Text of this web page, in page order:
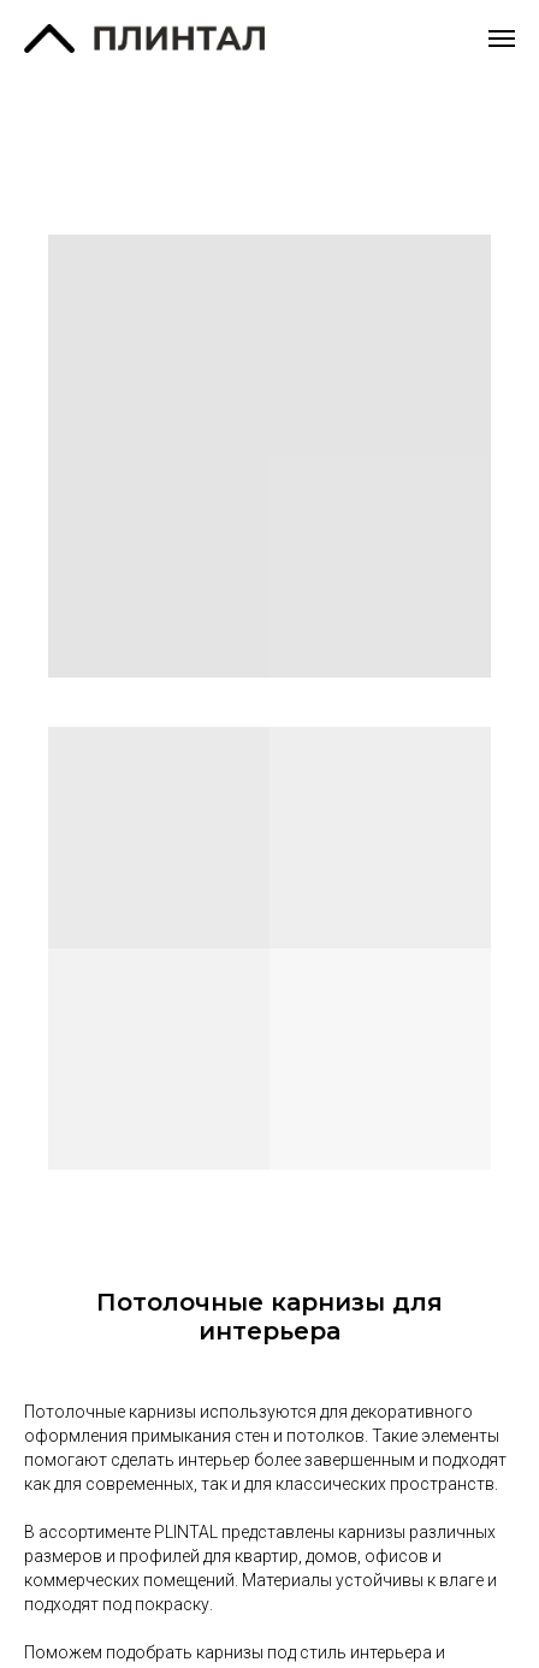
Потолочные карнизы для
интерьера
Потолочные карнизы используются для декоративного
оформления примыкания стен и потолков. Такие элементы
помогают сделать интерьер более завершенным и подходят
как для современных, так и для классических пространств.
В ассортименте PLINTAL представлены карнизы различных
размеров и профилей для квартир, домов, офисов и
коммерческих помещений. Материалы устойчивы к влаге и
подходят под покраску.
Поможем подобрать карнизы под стиль интерьера и